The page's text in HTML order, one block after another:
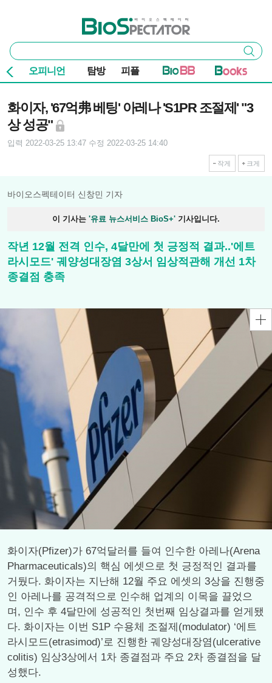
바이오스펙테이터
통
합
검
색
검색
오피니언 탐방 피플
화이자, '67억弗 베팅' 아레나 'S1PR 조절제' "3
상 성공"
입력 2022-03-25 13:47 수정 2022-03-25 14:40
작게 크게
바이오스펙테이터 신창민 기자
이 기사는 '유료 뉴스서비스 BioS+' 기사입니다.
작년 12월 전격 인수, 4달만에 첫 긍정적 결과..'에트
라시모드' 궤양성대장염 3상서 임상적관해 개선 1차
종결점 충족
화이자(Pfizer)가 67억달러를 들여 인수한 아레나(Arena
Pharmaceuticals)의 핵심 에셋으로 첫 긍정적인 결과를
거뒀다. 화이자는 지난해 12월 주요 에셋의 3상을 진행중
인 아레나를 공격적으로 인수해 업계의 이목을 끌었으
며, 인수 후 4달만에 성공적인 첫번째 임상결과를 얻게됐
다. 화이자는 이번 S1P 수용체 조절제(modulator) ‘에트
라시모드(etrasimod)’로 진행한 궤양성대장염(ulcerative
colitis) 임상3상에서 1차 종결점과 주요 2차 종결점을 달
성했다.